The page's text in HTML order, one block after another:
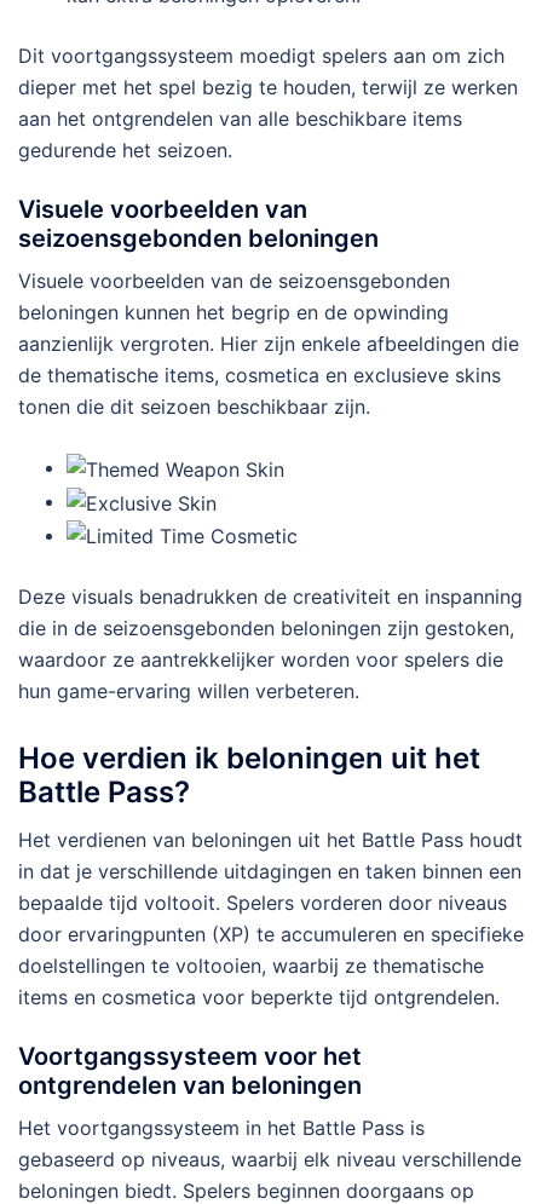
Dit voortgangssysteem moedigt spelers aan om zich
dieper met het spel bezig te houden, terwijl ze werken
aan het ontgrendelen van alle beschikbare items
gedurende het seizoen.
Visuele voorbeelden van
seizoensgebonden beloningen
Visuele voorbeelden van de seizoensgebonden
beloningen kunnen het begrip en de opwinding
aanzienlijk vergroten. Hier zijn enkele afbeeldingen die
de thematische items, cosmetica en exclusieve skins
tonen die dit seizoen beschikbaar zijn.
Deze visuals benadrukken de creativiteit en inspanning
die in de seizoensgebonden beloningen zijn gestoken,
waardoor ze aantrekkelijker worden voor spelers die
hun game-ervaring willen verbeteren.
Hoe verdien ik beloningen uit het
Battle Pass?
Het verdienen van beloningen uit het Battle Pass houdt
in dat je verschillende uitdagingen en taken binnen een
bepaalde tijd voltooit. Spelers vorderen door niveaus
door ervaringpunten (XP) te accumuleren en specifieke
doelstellingen te voltooien, waarbij ze thematische
items en cosmetica voor beperkte tijd ontgrendelen.
Voortgangssysteem voor het
ontgrendelen van beloningen
Het voortgangssysteem in het Battle Pass is
gebaseerd op niveaus, waarbij elk niveau verschillende
beloningen biedt. Spelers beginnen doorgaans op